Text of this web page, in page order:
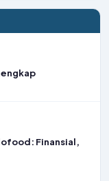
Finansial,